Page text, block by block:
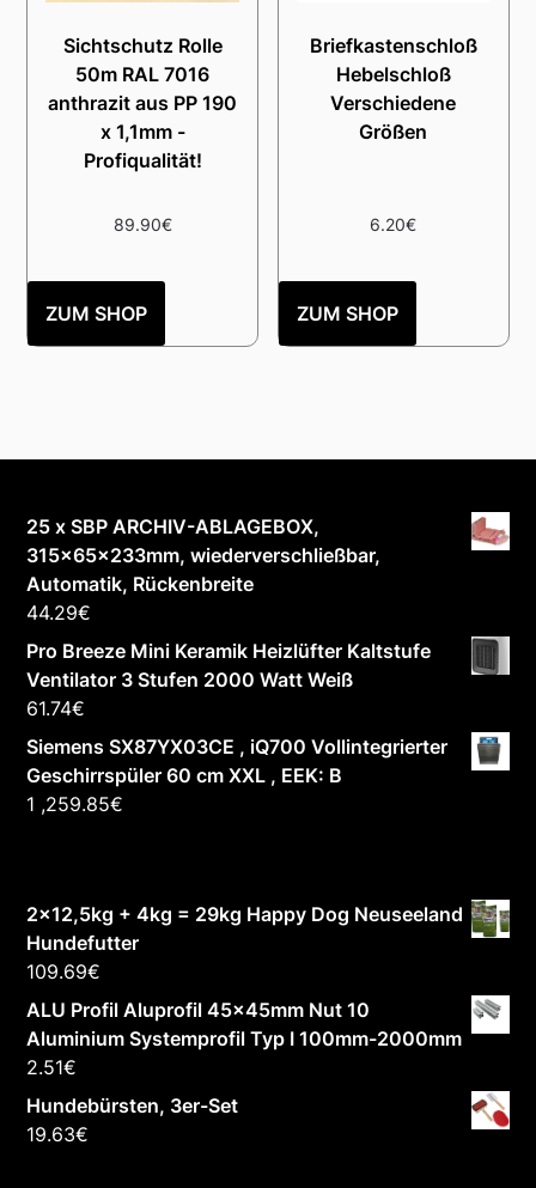
Sichtschutz Rolle
50m RAL 7016
anthrazit aus PP 190
x 1,1mm -
Profiqualität!
89.90€
ZUM SHOP
Briefkastenschloß
Hebelschloß
Verschiedene
Größen
6.20€
ZUM SHOP
25 x SBP ARCHIV-ABLAGEBOX,
315x65x233mm, wiederverschließbar,
Automatik, Rückenbreite
44.29€
Pro Breeze Mini Keramik Heizlüfter Kaltstufe
Ventilator 3 Stufen 2000 Watt Weiß
61.74€
Siemens SX87YX03CE , iQ700 Vollintegrierter
Geschirrspüler 60 cm XXL , EEK: B
1 ,259.85€
2x12,5kg + 4kg = 29kg Happy Dog Neuseeland
Hundefutter
109.69€
ALU Profil Aluprofil 45x45mm Nut 10
Aluminium Systemprofil Typ I 100mm-2000mm
2.51€
Hundebürsten, 3er-Set
19.63€